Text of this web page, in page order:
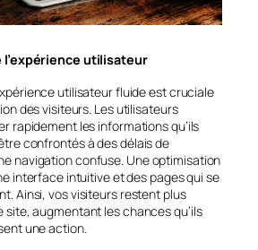
l’expérience utilisateur
utilisateur fluide est cruciale
des visiteurs. Les utilisateurs
rapidement les informations qu’ils
confrontés à des délais de
navigation confuse. Une optimisation
interface intuitive et des pages qui se
Ainsi, vos visiteurs restent plus
site, augmentant les chances qu’ils
une action.